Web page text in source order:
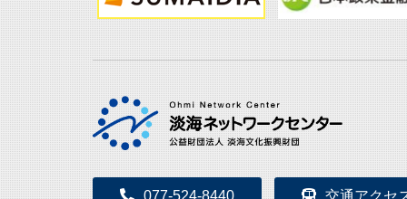
077-524-8440 交通アクセ